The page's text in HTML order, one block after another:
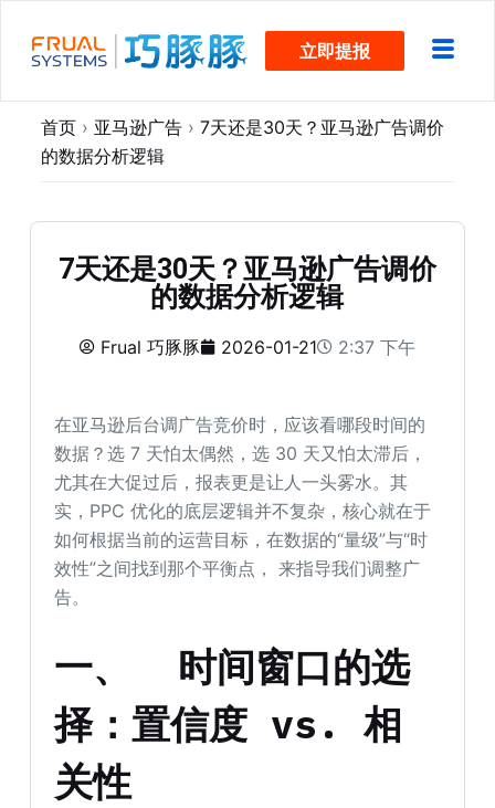
过
立即提报
首页 › 亚马逊广告 › 7天还是30天？亚马逊广告调价
的数据分析逻辑
7天还是30天？亚马逊广告调价
的数据分析逻辑
Frual 巧豚豚 2026-01-21 2:37 下午
在亚马逊后台调广告竞价时，应该看哪段时间的
数据？选 7 天怕太偶然，选 30 天又怕太滞后，
尤其在大促过后，报表更是让人一头雾水。其
实，PPC 优化的底层逻辑并不复杂，核心就在于
如何根据当前的运营目标，在数据的“量级”与“时
效性”之间找到那个平衡点， 来指导我们调整广
告。
一、 时间窗口的选
择：置信度 vs. 相
关性